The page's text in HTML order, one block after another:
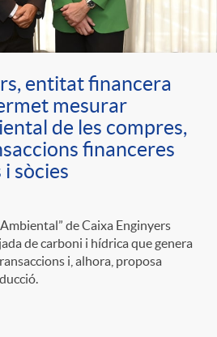
entitat financera
mesurar
de les compres,
financeres
i sòcies
de Caixa Enginyers
de carboni i hídrica que genera
i, alhora, proposa